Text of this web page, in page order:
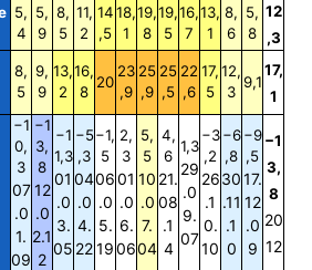
5,
4
5,
9
8,
5
11,
2
14
,5
18,
1
19,
8
19,
5
16,
7
13,
1
8,
6
5,
8
12
,3
8,
5
9,
9
13,
2
16,
8
20
23
,9
25
,9
25
,5
22
,6
17,
5
12,
3
9,1
17,
1
−1
0,
3
07
.0
1.
09
−1
3,
8
12
.0
2.1
2
−1
1,3
01
.0
3.
05
−5
,3
04
.0
4.
22
−1,
5
06
.0
5.
19
2,
3
01
.0
6.
06
5,
5
10
.0
7.
04
4,
6
21.
08
.1
4
1,3
29
.0
9.
07
−3
,2
26
.1
0.
10
−6
,8
30
.11
.1
0
−9
,5
17.
12
.0
9
−1
3,
8
20
12